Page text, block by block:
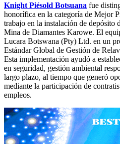
Knight Piésold Botsuana fue
honorífica en la categoría de Mejor
trabajo en la instalación de depósito
Mina de Diamantes Karowe. El
Lucara Botswana (Pty) Ltd. en un
Estándar Global de Gestión de
Esta implementación ayudó a
en seguridad, gestión ambiental
largo plazo, al tiempo que generó
mediante la participación de
empleos.